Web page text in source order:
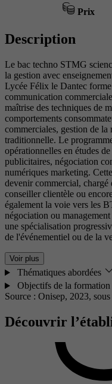
Prix
Description
Le bac techno STMG
la gestion avec
Lycée Félix le Dantec
communication
maîtrise des techniques de
comportements
commerciales, gestion de
traditionnelle. Le
opérationnelles en études
publicitaires, négociation
numériques marketing.
devenir commercial, chargé
conseiller clientèle ou
également la voie vers les
négociation ou
une spécialisation
de l'événementiel ou de la
Voir plus
Thématiques abordées
Objectifs de la formation
Source : Onisep, 2023,
Découvrir